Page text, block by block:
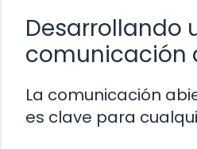
Desarrollando
comunicación
La comunicación
es clave para